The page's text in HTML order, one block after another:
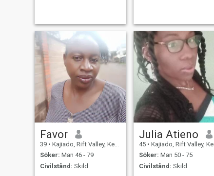
Favor
39 • Kajiado, Rift Valley, Kenya
Söker: Man 46 - 79
Civilstånd: Skild
Julia Atieno
45 • Kajiado, Rift Valley, Kenya
Söker: Man 50 - 75
Civilstånd: Skild